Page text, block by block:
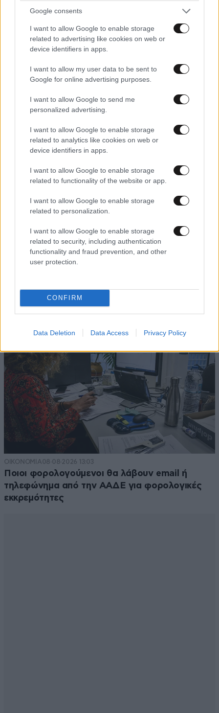
Google consents
I want to allow Google to enable storage
related to advertising like cookies on web or
device identifiers in apps.
I want to allow my user data to be sent to
Google for online advertising purposes.
I want to allow Google to send me
personalized advertising.
I want to allow Google to enable storage
related to analytics like cookies on web or
device identifiers in apps.
I want to allow Google to enable storage
related to functionality of the website or app.
I want to allow Google to enable storage
related to personalization.
I want to allow Google to enable storage
related to security, including authentication
functionality and fraud prevention, and other
user protection.
CONFIRM
Data Deletion Data Access Privacy Policy
Η Meghan Markle ορκίζεται σε αυτό το Nivea
προϊόν
Ακολουθήστε το NEWSBEAST
Google News
TRENDING
ΟΙΚΟΝΟΜΙΑ08·08·2026 13:03
Ποιοι φορολογούμενοι θα λάβουν email ή
τηλεφώνημα από την ΑΑΔΕ για φορολογικές
εκκρεμότητες